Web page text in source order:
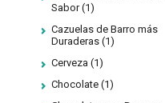
Sabor (1)
Cazuelas de Barro más
Duraderas (1)
Cerveza (1)
Chocolate (1)